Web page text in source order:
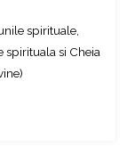
spirituale,
spirituala si Cheia